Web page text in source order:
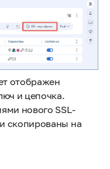
отображен
и цепочка.
нового SSL-
скопированы на